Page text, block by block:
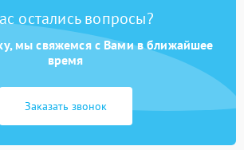
остались вопросы?
мы свяжемся с Вами в ближайшее
время
Заказать звонок